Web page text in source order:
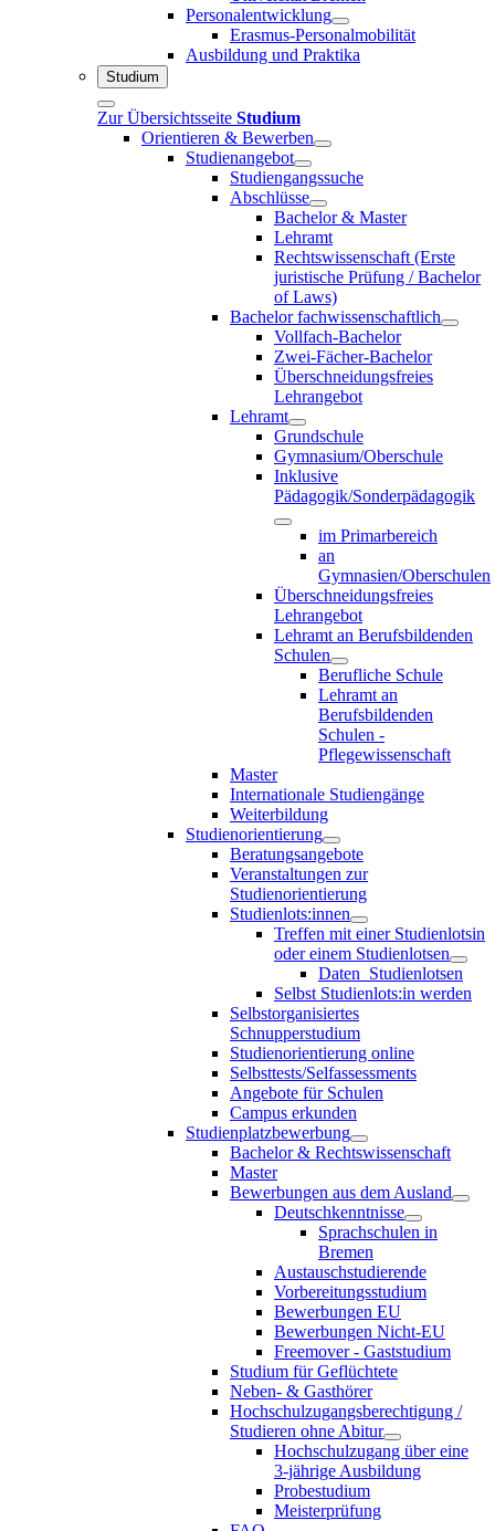
Personalentwicklung
Erasmus-Personalmobilität
Ausbildung und Praktika
Studium
Zur Übersichtsseite Studium
Orientieren & Bewerben
Studienangebot
Studiengangssuche
Abschlüsse
Bachelor & Master
Lehramt
Rechtswissenschaft (Erste
juristische Prüfung / Bachelor
of Laws)
Bachelor fachwissenschaftlich
Vollfach-Bachelor
Zwei-Fächer-Bachelor
Überschneidungsfreies
Lehrangebot
Lehramt
Grundschule
Gymnasium/Oberschule
Inklusive
Pädagogik/Sonderpädagogik
im Primarbereich
an
Gymnasien/Oberschulen
Überschneidungsfreies
Lehrangebot
Lehramt an Berufsbildenden
Schulen
Berufliche Schule
Lehramt an
Berufsbildenden
Schulen -
Pflegewissenschaft
Master
Internationale Studiengänge
Weiterbildung
Studienorientierung
Beratungsangebote
Veranstaltungen zur
Studienorientierung
Studienlots:innen
Treffen mit einer Studienlotsin
oder einem Studienlotsen
Daten_Studienlotsen
Selbst Studienlots:in werden
Selbstorganisiertes
Schnupperstudium
Studienorientierung online
Selbsttests/Selfassessments
Angebote für Schulen
Campus erkunden
Studienplatzbewerbung
Bachelor & Rechtswissenschaft
Master
Bewerbungen aus dem Ausland
Deutschkenntnisse
Sprachschulen in
Bremen
Austauschstudierende
Vorbereitungsstudium
Bewerbungen EU
Bewerbungen Nicht-EU
Freemover - Gaststudium
Studium für Geflüchtete
Neben- & Gasthörer
Hochschulzugangsberechtigung /
Studieren ohne Abitur
Hochschulzugang über eine
3-jährige Ausbildung
Probestudium
Meisterprüfung